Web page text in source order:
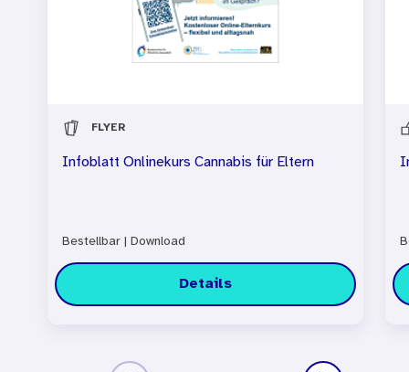
FLYER
Infoblatt Onlinekurs Cannabis für Eltern
Bestellbar Download
Details